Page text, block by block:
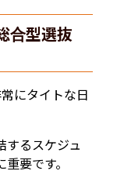
合型選抜
にタイトな日
するスケジュ
要です。